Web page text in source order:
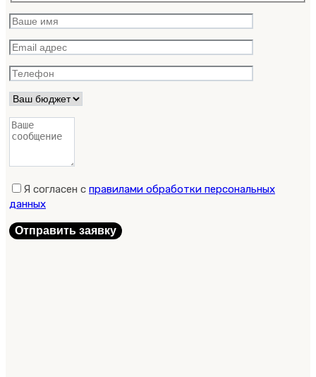
Я согласен с правилами обработки персональных
данных